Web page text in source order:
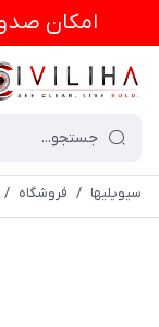
امكان
سیویلیها / فروشگاه /